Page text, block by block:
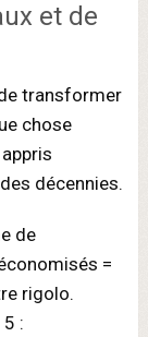
et de
transformer
chose
décennies.
de
=
rigolo.
: